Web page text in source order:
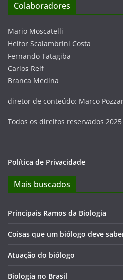
Colaboradores
Mario Moscatelli
Heitor Scalambrini Costa
Fernando Tatagiba
Carlos Reif
Branca Medina
diretor de conteúdo: Marco
Todos os direitos reservados
Política de Privacidade
Mais buscados
Principais Ramos da Biologia
Coisas que um biólogo deve
Atuação do biólogo
Biologia no Brasil